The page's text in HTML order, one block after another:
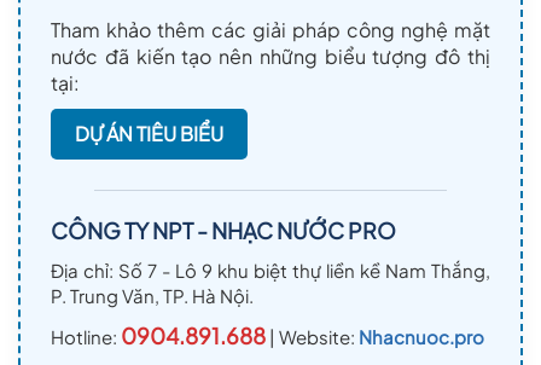
Tham khảo thêm các giải pháp công nghệ mặt
nước đã kiến tạo nên những biểu tượng đô thị
tại:
DỰ ÁN TIÊU BIỂU
CÔNG TY NPT - NHẠC NƯỚC PRO
Địa chỉ: Số 7 - Lô 9 khu biệt thự liền kề Nam Thắng,
P. Trung Văn, TP. Hà Nội.
Hotline: 0904.891.688 | Website: Nhacnuoc.pro